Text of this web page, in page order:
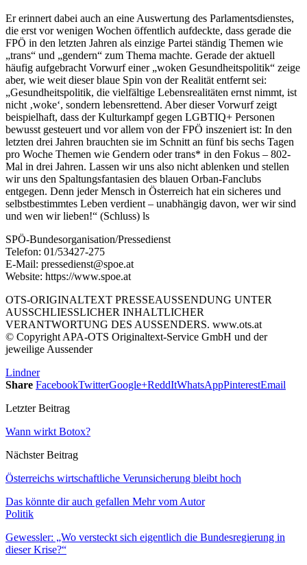
Er erinnert dabei auch an eine Auswertung des Parlamentsdienstes,
die erst vor wenigen Wochen öffentlich aufdeckte, dass gerade die
FPÖ in den letzten Jahren als einzige Partei ständig Themen wie
„trans“ und „gendern“ zum Thema machte. Gerade der aktuell
häufig aufgebracht Vorwurf einer „woken Gesundheitspolitik“ zeige
aber, wie weit dieser blaue Spin von der Realität entfernt sei:
„Gesundheitspolitik, die vielfältige Lebensrealitäten ernst nimmt, ist
nicht ‚woke‘, sondern lebensrettend. Aber dieser Vorwurf zeigt
beispielhaft, dass der Kulturkampf gegen LGBTIQ+ Personen
bewusst gesteuert und vor allem von der FPÖ inszeniert ist: In den
letzten drei Jahren brauchten sie im Schnitt an fünf bis sechs Tagen
pro Woche Themen wie Gendern oder trans* in den Fokus – 802-
Mal in drei Jahren. Lassen wir uns also nicht ablenken und stellen
wir uns den Spaltungsfantasien des blauen Orban-Fanclubs
entgegen. Denn jeder Mensch in Österreich hat ein sicheres und
selbstbestimmtes Leben verdient – unabhängig davon, wer wir sind
und wen wir lieben!“ (Schluss) ls
SPÖ-Bundesorganisation/Pressedienst
Telefon: 01/53427-275
E-Mail: pressedienst@spoe.at
Website: https://www.spoe.at
OTS-ORIGINALTEXT PRESSEAUSSENDUNG UNTER
AUSSCHLIESSLICHER INHALTLICHER
VERANTWORTUNG DES AUSSENDERS. www.ots.at
© Copyright APA-OTS Originaltext-Service GmbH und der
jeweilige Aussender
Lindner
Share FacebookTwitterGoogle+ReddItWhatsAppPinterestEmail
Letzter Beitrag
Wann wirkt Botox?
Nächster Beitrag
Österreichs wirtschaftliche Verunsicherung bleibt hoch
Das könnte dir auch gefallen Mehr vom Autor
Politik
Gewessler: „Wo versteckt sich eigentlich die Bundesregierung in
dieser Krise?“